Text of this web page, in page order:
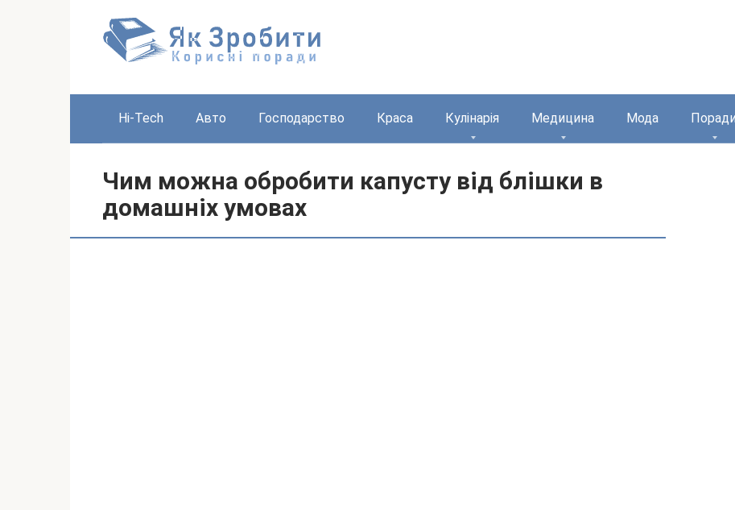
Hi-Tech Авто Господарство Краса Кулінарія Медицина Мода Поради
Чим можна обробити капусту від блішки в
домашніх умовах